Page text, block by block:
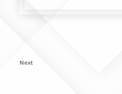
navigation
Next
Next